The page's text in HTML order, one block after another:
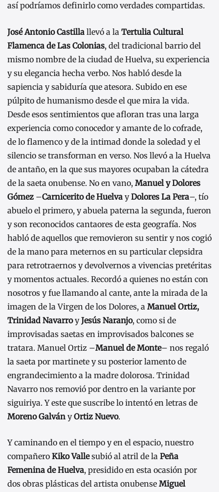
así podríamos definirlo como verdades compartidas.
José Antonio Castilla llevó a la Tertulia Cultural
Flamenca de Las Colonias, del tradicional barrio del
mismo nombre de la ciudad de Huelva, su experiencia
y su elegancia hecha verbo. Nos habló desde la
sapiencia y sabiduría que atesora. Subido en ese
púlpito de humanismo desde el que mira la vida.
Desde esos sentimientos que afloran tras una larga
experiencia como conocedor y amante de lo cofrade,
de lo flamenco y de la intimad donde la soledad y el
silencio se transforman en verso. Nos llevó a la Huelva
de antaño, en la que sus mayores ocupaban la cátedra
de la saeta onubense. No en vano, Manuel y Dolores
Gómez –Carnicerito de Huelva yDolores La Pera–, tío
abuelo el primero, y abuela paterna la segunda, fueron
y son reconocidos cantaores de esta geografía. Nos
habló de aquellos que removieron su sentir y nos cogió
de la mano para meternos en su particular clepsidra
para retrotraernos y devolvernos a vivencias pretéritas
y momentos actuales. Recordó a quienes no están con
nosotros y fue llamando al cante, ante la mirada de la
imagen de la Virgen de los Dolores, a Manuel Ortiz,
Trinidad NavarroyJesús Naranjo, como si de
improvisadas saetas en improvisados balcones se
tratara. Manuel Ortiz –Manuel de Monte– nos regaló
la saeta por martinete y su posterior lamento de
engrandecimiento a la madre dolorosa. Trinidad
Navarro nos removió por dentro en la variante por
siguiriya. Y este que suscribe lo intentó en letras de
Moreno Galván yOrtiz Nuevo.
Y caminando en el tiempo y en el espacio, nuestro
compañero Kiko Vallesubió al atril de la Peña
Femenina de Huelva, presidido en esta ocasión por
dos obras plásticas del artista onubense Miguel